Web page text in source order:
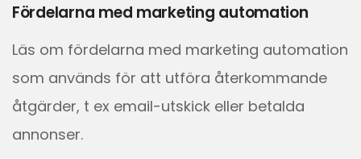
Fördelarna med marketing automation
Läs om fördelarna med marketing automation
som används för att utföra återkommande
åtgärder, t ex email-utskick eller betalda
annonser.